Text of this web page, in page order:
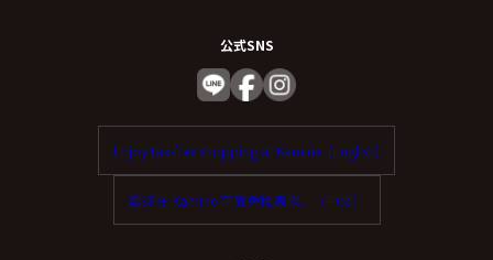
（７）保有個人データの開示等および問い合わ
ご本人からの求めにより、当社が保有する保有個人デー
公式SNS
Enjoy tax-free shopping at Kamine. (English)
歡迎在 Kamine 享受免稅購物。（中文）